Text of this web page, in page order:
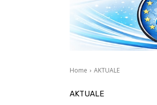
Home AKTUALE
AKTUALE